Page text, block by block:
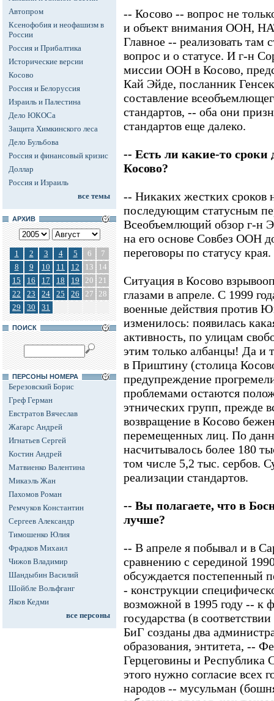
Автопром
Ксенофобия и неофашизм в
России
Россия и Прибалтика
Исторические версии
Косово
Россия и Белоруссия
Израиль и Палестина
Дело ЮКОСа
Защита Химкинского леса
Дело Бульбова
Россия и финансовый кризис
Доллар
Россия и Израиль
все темы
АРХИВ
1 2 3 4 5 6
7
8
9 10 11 12 13
14
15
16 17 18 19 20 21
22
23 24 25 26 27 28
29
30 31
ПОИСК
ПЕРСОНЫ НОМЕРА
Березовский Борис
Греф Герман
Евстратов Вячеслав
Жагарс Андрей
Игнатьев Сергей
Костин Андрей
Матвиенко Валентина
Микаэль Жан
Пахомов Роман
Ремчуков Константин
Сергеев Александр
Тимошенко Юлия
Фрадков Михаил
Чижов Владимир
Шандыбин Василий
Шойбле Вольфганг
Яков Кедми
все персоны
-- Косово -- вопрос не
и объект внимания ООН,
Главное -- реализовать там
вопрос и о статусе. И г-н
миссии ООН в Косово,
Кай Эйде, посланник
составление
стандартов, -- оба они
стандартов еще далеко.
-- Есть ли какие-то сроки
Косово?
-- Никаких жестких
последующим статусным
Всеобъемлющий обзор г-н
на его основе Совбез ООН
переговоры по статусу края.
Ситуация в Косово
глазами в апреле. С 1999
военные действия против
изменилось: появилась
активность, по улицам
этим только албанцы! Да и
в Приштину (столица
предупреждение
проблемами остаются
этнических групп, прежде
возвращение в Косово
перемещенных лиц. По
насчитывалось более 180
том числе 5,2 тыс. сербов.
реализации стандартов.
-- Вы полагаете, что в
лучше?
-- В апреле я побывал и в
сравнению с серединой
обсуждается постепенный
- конструкции
возможной в 1995 году -- к
государства (в
БиГ созданы два
образования, энтитета, --
Герцеговины и Республика
этого нужно согласие всех
народов -- мусульман